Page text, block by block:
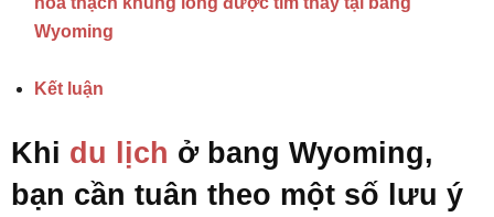
Wyoming
Kết luận
Khi du lịch ở bang Wyoming,
bạn cần tuân theo một số lưu ý